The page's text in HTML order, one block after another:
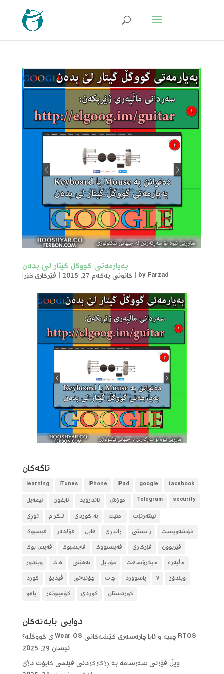
بەیارمەتی گووگل گیتار لێ بدەن
by Farzad
| کانونی یەکەم 27, 2015 | فێرکاری خێرا
تاگه‌كان
facebook
google
iPad
iPhone
iTunes
learning
security
Telegram آموزش ئاندرۆید ئایفۆن
ئیمەیل
ئینتەرنێت
امنیت بە کوردی تلگرام
تۆڕی
خۆشەویست
زانستی زانیاری فایل فۆلده‌ر
فیسبوک
فێربوون
فێرکاری فەیسبووک فەیسبوک
فەیس بوک
ماڵپەرە
مایکرۆسافت مۆبایل نەهێنی هاک
ویندوز
ویندۆز
٧ پاسوۆرد چات چۆنیەتی ڤیدیۆ
کورد
کوردستان
کوردی کۆمپیوتەر یاهو
دوایی بابه‌ته‌كان
RTOS چییە و ئایا چارەسەری کێشەکانی Wear OS ی گووگڵە؟
نیسان 29, 2025
ویڵ فۆرتی سەرسامە بە ڕزگارکردنی فیلمی کایۆت دژی